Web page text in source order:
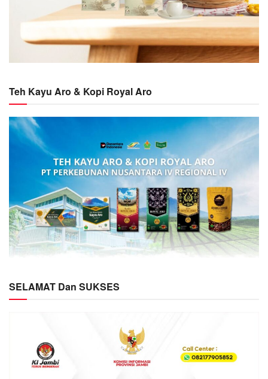
Teh Kayu Aro & Kopi Royal Aro
SELAMAT Dan SUKSES